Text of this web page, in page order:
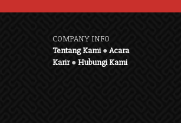
COMPANY INFO
Tentang Kami●Acara
Karir●Hubungi Kami